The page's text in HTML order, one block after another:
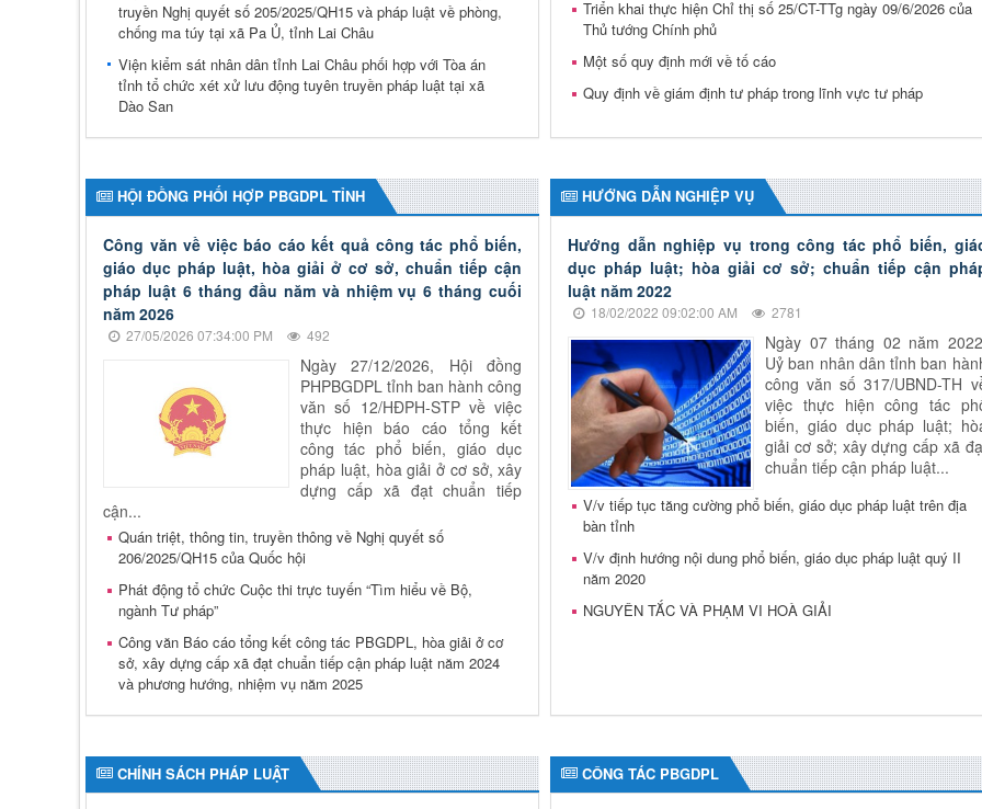
truyền Nghị quyết số 205/2025/QH15 và pháp luật về phòng,
chống ma túy tại xã Pa Ủ, tỉnh Lai Châu
Viện kiểm sát nhân dân tỉnh Lai Châu phối hợp với Tòa án
tỉnh tổ chức xét xử lưu động tuyên truyền pháp luật tại xã
Dào San
Triển khai thực hiện Chỉ thị số 25/CT-TTg ngày 09/6/2026 của
Thủ tướng Chính phủ
Một số quy định mới về tố cáo
Quy định về giám định tư pháp trong lĩnh vực tư pháp
HỘI ĐỒNG PHỐI HỢP PBGDPL TỈNH
Công văn về việc báo cáo kết quả công tác phổ biến,
giáo dục pháp luật, hòa giải ở cơ sở, chuẩn tiếp cận
pháp luật 6 tháng đầu năm và nhiệm vụ 6 tháng cuối
năm 2026
27/05/2026 07:34:00 PM 492
Ngày 27/12/2026, Hội đồng
PHPBGDPL tỉnh ban hành công
văn số 12/HĐPH-STP về việc
thực hiện báo cáo tổng kết
công tác phổ biến, giáo dục
pháp luật, hòa giải ở cơ sở, xây
dựng cấp xã đạt chuẩn tiếp
cận...
Quán triệt, thông tin, truyền thông về Nghị quyết số
206/2025/QH15 của Quốc hội
Phát động tổ chức Cuộc thi trực tuyến “Tìm hiểu về Bộ,
ngành Tư pháp”
Công văn Báo cáo tổng kết công tác PBGDPL, hòa giải ở cơ
sở, xây dựng cấp xã đạt chuẩn tiếp cận pháp luật năm 2024
và phương hướng, nhiệm vụ năm 2025
HƯỚNG DẪN NGHIỆP VỤ
Hướng dẫn nghiệp vụ trong công tác phổ biến,
dục pháp luật; hòa giải cơ sở; chuẩn tiếp cận
luật năm 2022
18/02/2022 09:02:00 AM 2781
Ngày 07 tháng 02 năm
Uỷ ban nhân dân tỉnh ban
công văn số 317/UBND-TH
việc thực hiện công tác
biến, giáo dục pháp luật;
giải cơ sở; xây dựng cấp xã
chuẩn tiếp cận pháp luật...
V/v tiếp tục tăng cường phổ biến, giáo dục pháp luật trên địa
bàn tỉnh
V/v định hướng nội dung phổ biến, giáo dục pháp luật quý II
năm 2020
NGUYÊN TẮC VÀ PHẠM VI HOÀ GIẢI
CHÍNH SÁCH PHÁP LUẬT CÔNG TÁC PBGDPL